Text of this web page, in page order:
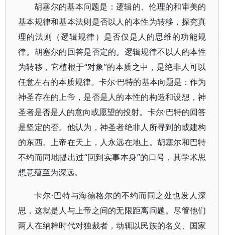
胡塞尔的基本问题是：逻辑的、伦理的和审美的
基本规律和基本法则是否以人的本性为转移，探究真
理的法则（逻辑规律）是否仅是人的思维的功能规
律。胡塞尔的回答是否定的。逻辑规律不以人的本性
为转移，它植根于“对象”的本质之中，是绝非人可以
任意左右的本质规律。卡尔·巴特的基本向题是：作为
神圣存在的上帝，是否是人的本性的构造和设想，神
圣者是否是人的意向或愿望的投射。卡尔·巴特的回答
是坚定的否。他认为，神圣者绝非人所寻到的或建构
的东西。上帝在天上，人永远在地上。胡塞尔和巴特
不约而同地提出过“回到实事本身”的口号，其学术思
想意蕴至为深远。
卡尔·巴特与海德格尔的不约而同之处也发人深
思，这就是人与上帝之间的无限距离问题。尽管他们
两人在纳粹时代对独裁者，动辄以民族的名义、国家